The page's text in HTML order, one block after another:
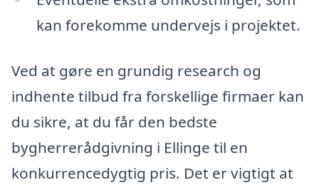
kan forekomme undervejs i projektet.
Ved at gøre en grundig research og
indhente tilbud fra forskellige firmaer kan
du sikre, at du får den bedste
bygherrerådgivning i Ellinge til en
konkurrencedygtig pris. Det er vigtigt at